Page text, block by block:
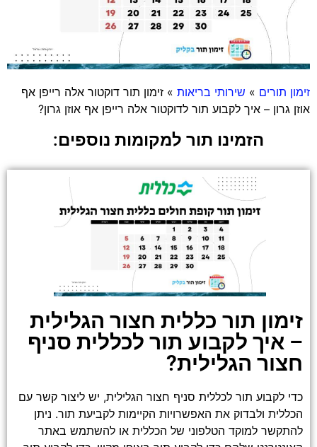
זימון תורים » שירותי בריאות » זימון תור דוקטור אלה רייפן אף
אוזן גרון – איך לקבוע תור לדוקטור אלה רייפן אף אוזן גרון?
הזמינו תור למקומות נוספים:
זימון תור כללית חצור הגלילית
– איך לקבוע תור לכללית סניף
חצור הגלילית?
כדי לקבוע תור לכללית סניף חצור הגלילית, יש ליצור קשר עם
הכללית ולבדוק את האפשרויות הקיימות לקביעת תור. ניתן
להתקשר למוקד הטלפוני של הכללית או להשתמש באתר